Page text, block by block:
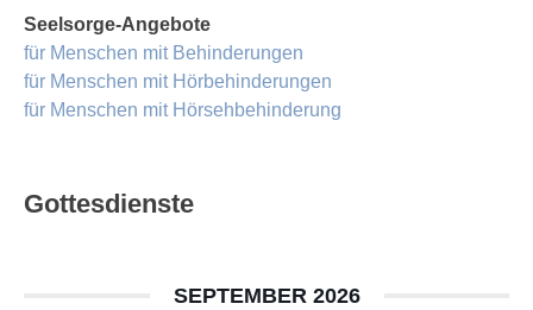
Seelsorge-Angebote
für Menschen mit Behinderungen
für Menschen mit Hörbehinderungen
für Menschen mit Hörsehbehinderung
Gottesdienste
SEPTEMBER 2026